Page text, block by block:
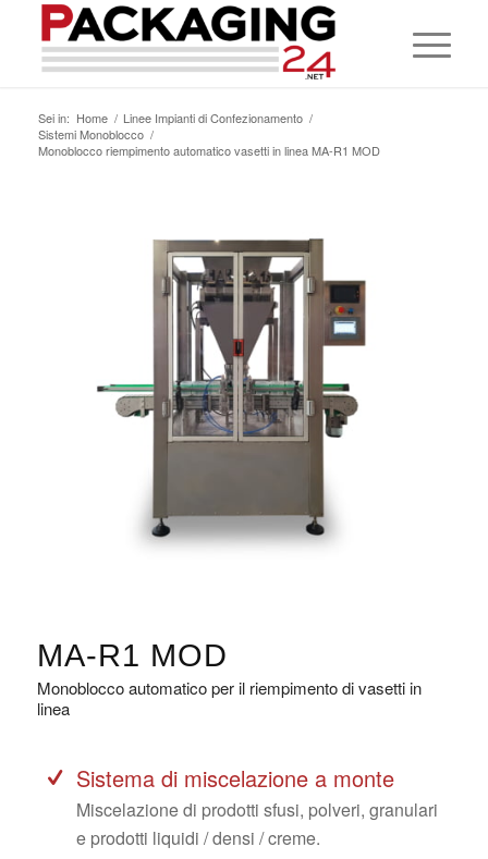
Sei in: Home / Linee Impianti di Confezionamento /
Sistemi Monoblocco /
Monoblocco riempimento automatico vasetti in linea MA-R1 MOD
MA-R1 MOD
Monoblocco automatico per il riempimento di vasetti in
linea
Sistema di miscelazione a monte
Miscelazione di prodotti sfusi, polveri, granulari
e prodotti liquidi / densi / creme.